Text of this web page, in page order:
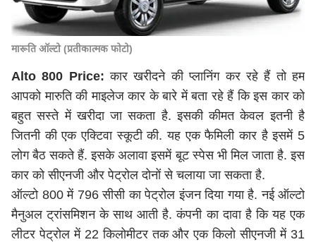
मारूति ऑल्टो (प्रतीकात्मक फोटो)
Alto 800 Price: कार खरीदने की प्लानिंग कर रहे हैं तो हम
आपको मारुति की माइलेज कार के बारे में बता रहे हैं कि इस कार को
बहुत सस्ते में खरीदा जा सकता है. इसकी कीमत केवल इतनी है
जितनी की एक एक्टिवा स्कूटी की. यह एक फैमिली कार है इसमें 5
लोग बैठ सकते हैं. इसके अलावा इसमें बूट स्पेस भी मिल जाता है. इस
कार को सीएनजी और पेट्रोल दोनों से चलाया जा सकता है.
ऑल्टो 800 में 796 सीसी का पेट्रोल इंजन दिया गया है. नई ऑल्टो
मैनुअल ट्रांसमिशन के साथ आती है. कंपनी का दावा है कि यह एक
लीटर पेट्रोल में 22 किलोमीटर तक और एक किलो सीएनजी में 31